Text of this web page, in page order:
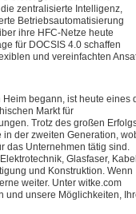
zentralisierte Intelligenz,
Betriebsautomatisierung
ihre HFC-Netze heute
für DOCSIS 4.0 schaffen
und vereinfachten
begann, ist heute eines
Markt für
Trotz des großen
der zweiten Generation,
das Unternehmen tätig sind.
Glasfaser,
und Konstruktion. Wenn
weiter. Unter witke.com
und unsere Möglichkeiten,